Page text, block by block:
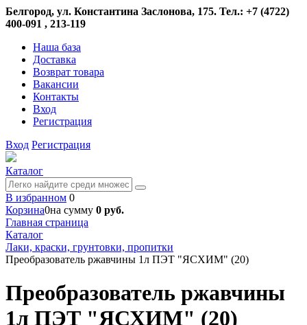
Белгород, ул. Константина Заслонова, 175. Тел.: +7 (4722)
400-091 , 213-119
Наша база
Доставка
Возврат товара
Вакансии
Контакты
Вход
Регистрация
Вход Регистрация
Каталог
В избранном 0
Корзина0на сумму 0 руб.
Главная страница
Каталог
Лаки, краски, грунтовки, пропитки
Преобразователь ржавчины 1л ПЭТ "ЯСХИМ" (20)
Преобразователь ржавчины
1л ПЭТ "ЯСХИМ" (20)